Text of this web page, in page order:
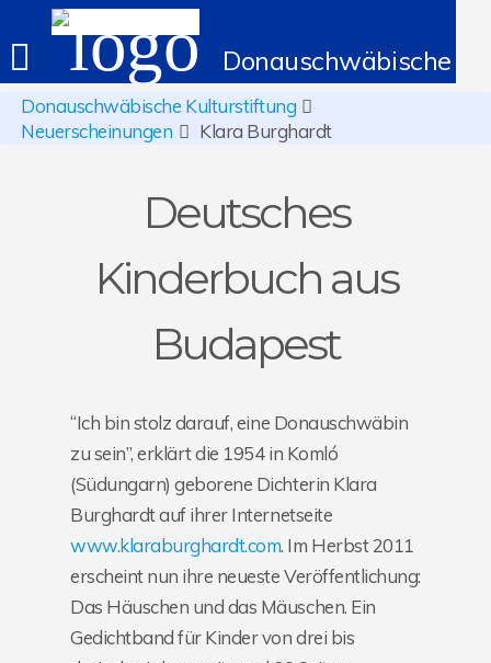
Donauschwäbische
Donauschwäbische Kulturstiftung
Neuerscheinungen
Klara Burghardt
Deutsches
Kinderbuch aus
Budapest
“Ich bin stolz darauf, eine Donauschwäbin
zu sein”, erklärt die 1954 in Komló
(Südungarn) geborene Dichterin Klara
Burghardt auf ihrer Internetseite
www.klaraburghardt.com. Im Herbst 2011
erscheint nun ihre neueste Veröffentlichung:
Das Häuschen und das Mäuschen. Ein
Gedichtband für Kinder von drei bis